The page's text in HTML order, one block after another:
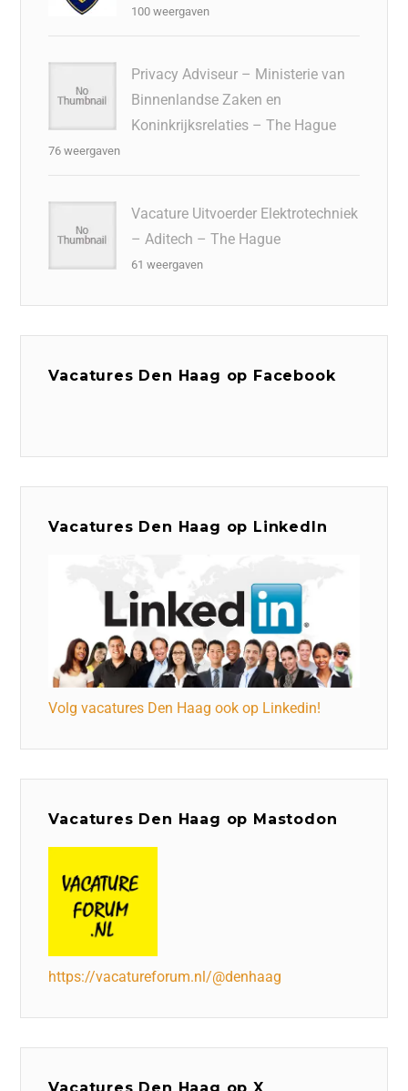
100 weergaven
Privacy Adviseur – Ministerie van
Binnenlandse Zaken en
Koninkrijksrelaties – The Hague
76 weergaven
Vacature Uitvoerder Elektrotechniek
– Aditech – The Hague
61 weergaven
Vacatures Den Haag op Facebook
Vacatures Den Haag op LinkedIn
Volg vacatures Den Haag ook op Linkedin!
Vacatures Den Haag op Mastodon
https://vacatureforum.nl/@denhaag